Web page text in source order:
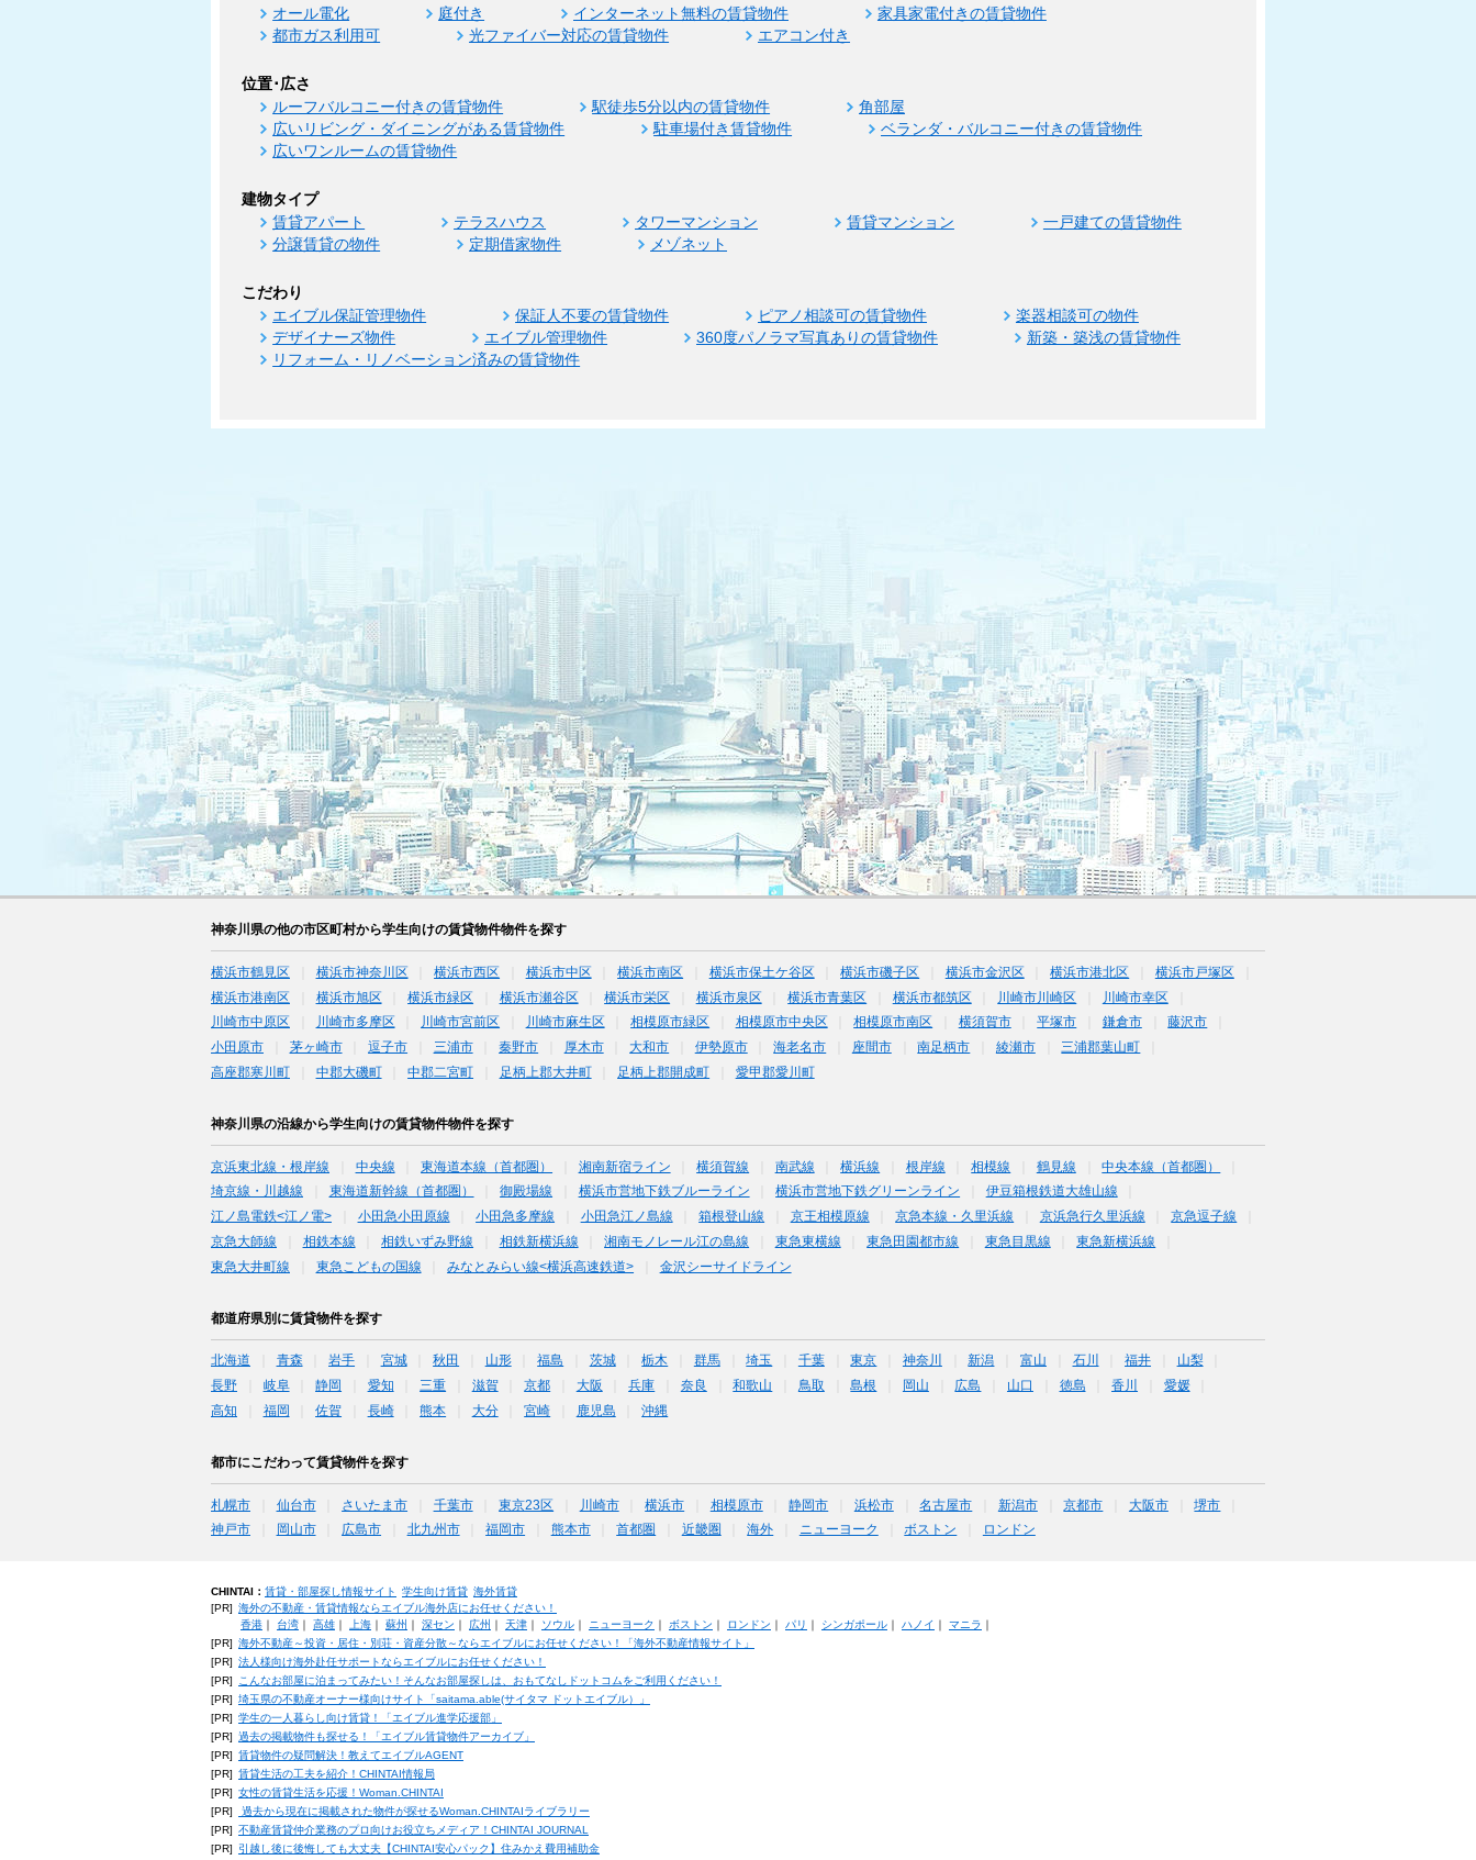
オール電化 庭付き インターネット無料の賃貸物件
家具家電付きの賃貸物件
都市ガス利用可
光ファイバー対応の賃貸物件 エアコン付き
位置･広さ
ルーフバルコニー付きの賃貸物件 駅徒歩5分以内の賃貸物件
角部屋
広いリビング・ダイニングがある賃貸物件
駐車場付き賃貸物件
ベランダ・バルコニー付きの賃貸物件
広いワンルームの賃貸物件
建物タイプ
賃貸アパート テラスハウス タワーマンション 賃貸マンション
一戸建ての賃貸物件
分譲賃貸の物件
定期借家物件 メゾネット
こだわり
エイブル保証管理物件 保証人不要の賃貸物件 ピアノ相談可の賃貸物件
楽器相談可の物件
デザイナーズ物件
エイブル管理物件 360度パノラマ写真ありの賃貸物件
新築・築浅の賃貸物件
リフォーム・リノベーション済みの賃貸物件
神奈川県の他の市区町村から学生向けの賃貸物件物件を探す
横浜市鶴見区 横浜市神奈川区 横浜市西区 横浜市中区 横浜市南区 横浜市保土ケ谷区 横浜市磯子区 横浜市金沢区 横浜市港北区
横浜市戸塚区
横浜市港南区
横浜市旭区 横浜市緑区 横浜市瀬谷区 横浜市栄区 横浜市泉区 横浜市青葉区 横浜市都筑区 川崎市川崎区
川崎市幸区
川崎市中原区
川崎市多摩区 川崎市宮前区 川崎市麻生区 相模原市緑区 相模原市中央区 相模原市南区 横須賀市 平塚市 鎌倉市
藤沢市
小田原市
茅ヶ崎市 逗子市 三浦市 秦野市 厚木市 大和市 伊勢原市 海老名市 座間市 南足柄市 綾瀬市
三浦郡葉山町
高座郡寒川町
中郡大磯町 中郡二宮町 足柄上郡大井町 足柄上郡開成町 愛甲郡愛川町
神奈川県の沿線から学生向けの賃貸物件物件を探す
京浜東北線・根岸線 中央線 東海道本線（首都圏） 湘南新宿ライン 横須賀線 南武線 横浜線 根岸線 相模線 鶴見線
中央本線（首都圏）
埼京線・川越線
東海道新幹線（首都圏） 御殿場線 横浜市営地下鉄ブルーライン 横浜市営地下鉄グリーンライン
伊豆箱根鉄道大雄山線
江ノ島電鉄<江ノ電>
小田急小田原線 小田急多摩線 小田急江ノ島線 箱根登山線 京王相模原線 京急本線・久里浜線 京浜急行久里浜線
京急逗子線
京急大師線
相鉄本線 相鉄いずみ野線 相鉄新横浜線 湘南モノレール江の島線 東急東横線 東急田園都市線 東急目黒線
東急新横浜線
東急大井町線
東急こどもの国線 みなとみらい線<横浜高速鉄道> 金沢シーサイドライン
都道府県別に賃貸物件を探す
北海道 青森 岩手 宮城 秋田 山形 福島 茨城 栃木 群馬 埼玉 千葉 東京 神奈川 新潟 富山 石川 福井
山梨
長野
岐阜 静岡 愛知 三重 滋賀 京都 大阪 兵庫 奈良 和歌山 鳥取 島根 岡山 広島 山口 徳島 香川
愛媛
高知
福岡 佐賀 長崎 熊本 大分 宮崎 鹿児島 沖縄
都市にこだわって賃貸物件を探す
札幌市 仙台市 さいたま市 千葉市 東京23区 川崎市 横浜市 相模原市 静岡市 浜松市 名古屋市 新潟市 京都市 大阪市
堺市
神戸市
岡山市 広島市 北九州市 福岡市 熊本市 首都圏 近畿圏 海外 ニューヨーク ボストン ロンドン
CHINTAI： 賃貸・部屋探し情報サイト 学生向け賃貸 海外賃貸
[PR] 海外の不動産・賃貸情報ならエイブル海外店にお任せください！
香港｜ 台湾｜ 高雄｜ 上海｜ 蘇州 深セン 広州 天津｜ ソウル｜ ニューヨーク ボストン ロンドン パリ シンガポール｜ ハノイ マニラ
[PR] 海外不動産～投資・居住・別荘・資産分散～ならエイブルにお任せください！「海外不動産情報サイト」
[PR] 法人様向け海外赴任サポートならエイブルにお任せください！
[PR]
こんなお部屋に泊まってみたい！そんなお部屋探しは、おもてなしドットコムをご利用ください！
[PR] 埼玉県の不動産オーナー様向けサイト「saitama.able(サイタマ ドットエイブル）」
[PR] 学生の一人暮らし向け賃貸！「エイブル進学応援部」
[PR] 過去の掲載物件も探せる！「エイブル賃貸物件アーカイブ」
[PR] 賃貸物件の疑問解決！教えてエイブルAGENT
[PR] 賃貸生活の工夫を紹介！CHINTAI情報局
[PR] 女性の賃貸生活を応援！Woman.CHINTAI
[PR]
過去から現在に掲載された物件が探せるWoman.CHINTAIライブラリー
[PR] 不動産賃貸仲介業務のプロ向けお役立ちメディア！CHINTAI JOURNAL
[PR]
引越し後に後悔しても大丈夫【CHINTAI安心パック】住みかえ費用補助金